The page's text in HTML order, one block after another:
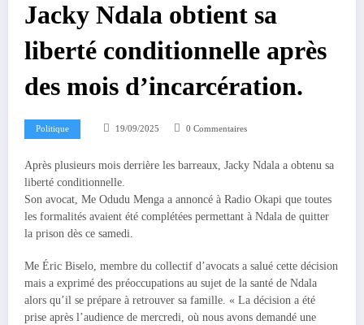
Jacky Ndala obtient sa
liberté conditionnelle après
des mois d’incarcération.
Politique 19/09/2025 0 Commentaires
Après plusieurs mois derrière les barreaux, Jacky Ndala a obtenu sa
liberté conditionnelle.
Son avocat, Me Odudu Menga a annoncé à Radio Okapi que toutes
les formalités avaient été complétées permettant à Ndala de quitter
la prison dès ce samedi.
Me Éric Biselo, membre du collectif d’avocats a salué cette décision
mais a exprimé des préoccupations au sujet de la santé de Ndala
alors qu’il se prépare à retrouver sa famille. « La décision a été
prise après l’audience de mercredi, où nous avons demandé une